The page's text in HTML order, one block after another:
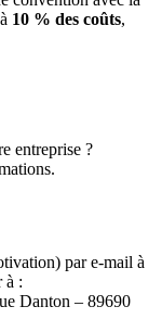
10 % des coûts,
entreprise ?
par e-mail à
à :
Danton – 89690